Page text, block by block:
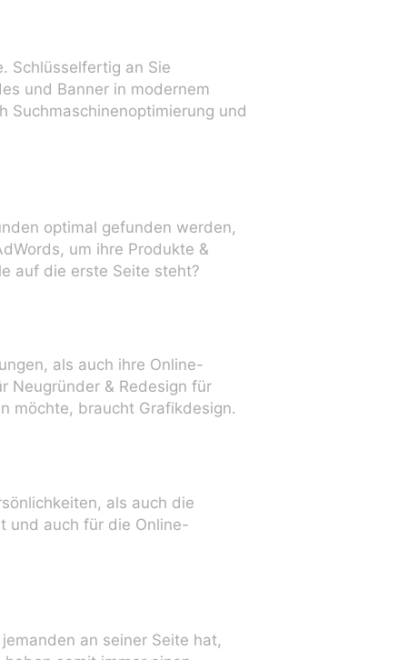
Schlüsselfertig an Sie
und Banner in modernem
Suchmaschinenoptimierung und
optimal gefunden werden,
um ihre Produkte &
auf die erste Seite steht?
als auch ihre Online-
Neugründer & Redesign für
möchte, braucht Grafikdesign.
als auch die
und auch für die Online-
an seiner Seite hat,